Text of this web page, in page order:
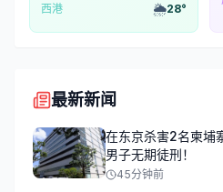
西港
🌦️28°
最新新闻
在东京杀害2名柬埔
男子无期徒刑！
45分钟前